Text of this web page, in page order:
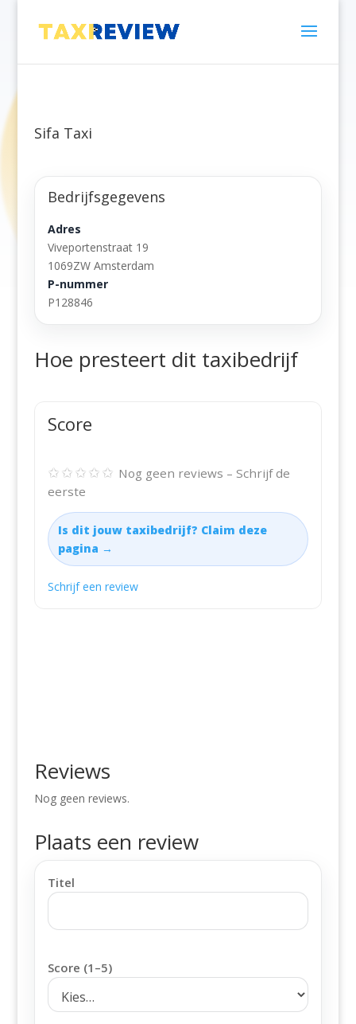
Sifa Taxi
Bedrijfsgegevens
Adres
Viveportenstraat 19
1069ZW Amsterdam
P-nummer
P128846
Hoe presteert dit taxibedrijf
Score
✩✩✩✩✩ Nog geen reviews – Schrijf de
eerste
Is dit jouw taxibedrijf? Claim deze
pagina →
Schrijf een review
Reviews
Nog geen reviews.
Plaats een review
Titel
Score (1–5)